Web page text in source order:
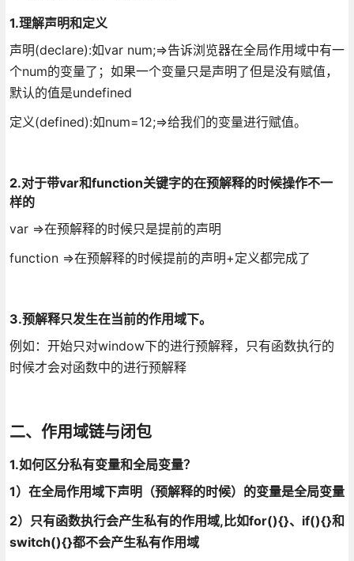
1.理解声明和定义
声明(declare):如var num;=>告诉浏览器在全局作用域中有一
个num的变量了；如果一个变量只是声明了但是没有赋值，
默认的值是undefined
定义(defined):如num=12;=>给我们的变量进行赋值。
2.对于带var和function关键字的在预解释的时候操作不一
样的
var =>在预解释的时候只是提前的声明
function =>在预解释的时候提前的声明+定义都完成了
3.预解释只发生在当前的作用域下。
例如：开始只对window下的进行预解释，只有函数执行的
时候才会对函数中的进行预解释
二、作用域链与闭包
1.如何区分私有变量和全局变量？
1）在全局作用域下声明（预解释的时候）的变量是全局变量
2）只有函数执行会产生私有的作用域,比如for(){}、if(){}和
switch(){}都不会产生私有作用域